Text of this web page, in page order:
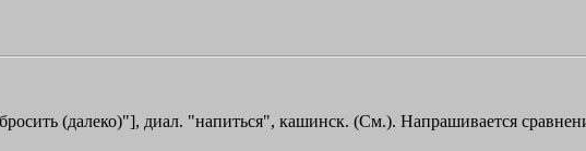
(далеко)"], диал. "напиться", кашинск. (См.). Напрашивается